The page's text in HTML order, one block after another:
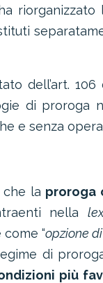
dell’art.
di proroga
e senza
che la proroga
nella
“opzione
di
più